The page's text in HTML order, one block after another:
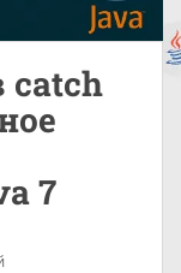
catch
7